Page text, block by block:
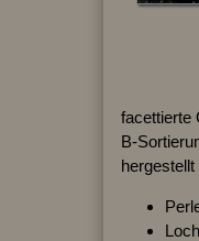
facettierte
B-